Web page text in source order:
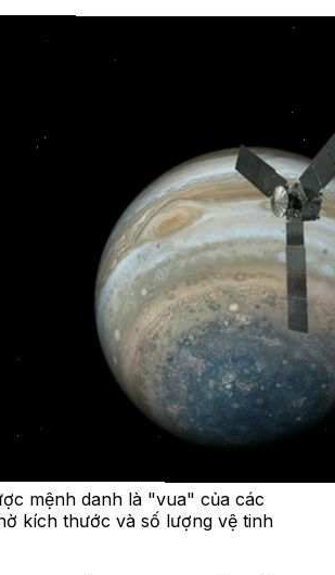
mệnh danh là "vua" của các
kích thước và số lượng vệ tinh